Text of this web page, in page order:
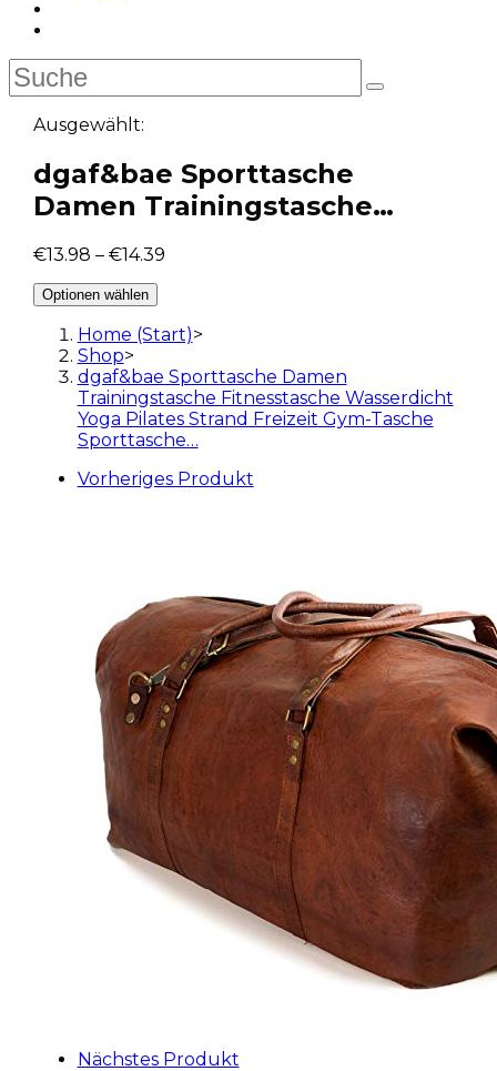
Ausgewählt:
dgaf&bae Sporttasche
Damen Trainingstasche…
€13.98 – €14.39
Optionen wählen
Home (Start)>
Shop>
dgaf&bae Sporttasche Damen
Trainingstasche Fitnesstasche Wasserdicht
Yoga Pilates Strand Freizeit Gym-Tasche
Sporttasche…
Vorheriges Produkt
Nächstes Produkt